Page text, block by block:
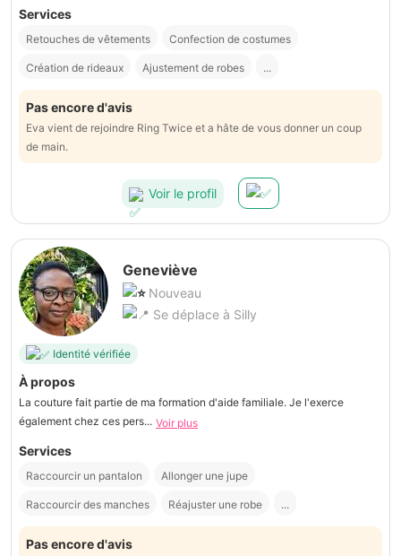
Services
Retouches de vêtements Confection de costumes
Création de rideaux Ajustement de robes ...
Pas encore d'avis
Eva vient de rejoindre Ring Twice et a hâte de vous donner un coup
de main.
Voir le profil
Geneviève
Nouveau
Se déplace à Silly
Identité vérifiée
À propos
La couture fait partie de ma formation d'aide familiale. Je l'exerce
également chez ces pers... Voir plus
Services
Raccourcir un pantalon Allonger une jupe
Raccourcir des manches Réajuster une robe ...
Pas encore d'avis